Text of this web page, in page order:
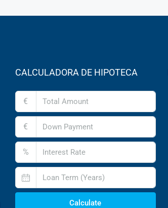
CALCULADORA DE HIPOTECA
€
€
%
Calculate